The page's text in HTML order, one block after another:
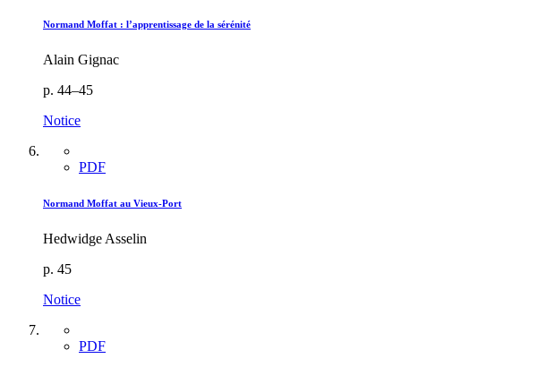
Normand Moffat : l’apprentissage de la sérénité
Alain Gignac
p. 44–45
Notice
PDF
Normand Moffat au Vieux-Port
Hedwidge Asselin
p. 45
Notice
PDF